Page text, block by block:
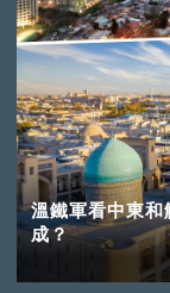
溫鐵軍看中東和
成？